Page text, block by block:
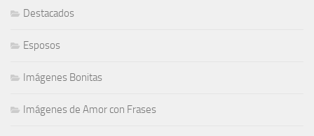
Destacados
Esposos
Imágenes Bonitas
Imágenes de Amor con Frases